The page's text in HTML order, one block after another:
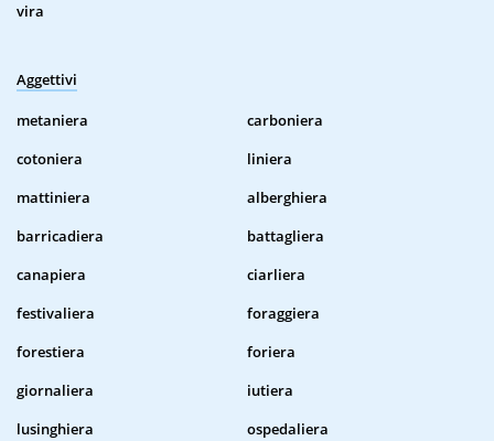
vira
Aggettivi
metaniera
carboniera
cotoniera
liniera
mattiniera
alberghiera
barricadiera
battagliera
canapiera
ciarliera
festivaliera
foraggiera
forestiera
foriera
giornaliera
iutiera
lusinghiera
ospedaliera